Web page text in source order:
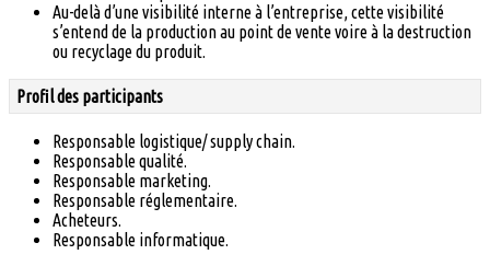
Au-delà d’une visibilité interne à l’entreprise, cette visibilité
s’entend de la production au point de vente voire à la destruction
ou recyclage du produit.
Profil des participants
Responsable logistique/ supply chain.
Responsable qualité.
Responsable marketing.
Responsable réglementaire.
Acheteurs.
Responsable informatique.